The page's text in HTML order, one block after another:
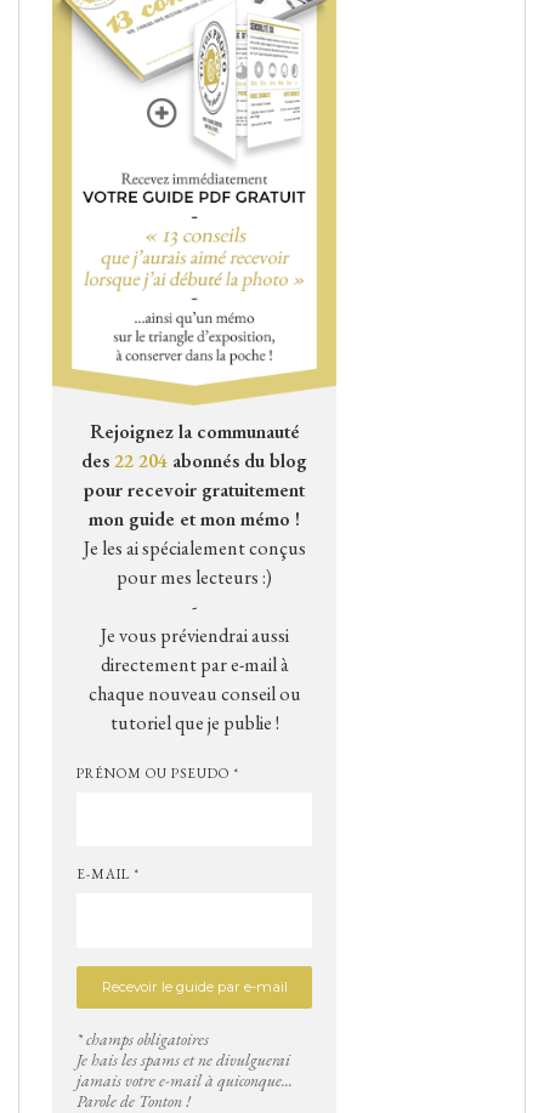
Rejoignez la communauté
des22 204 abonnés du blog
pour recevoir gratuitement
mon guide et mon mémo !
Je les ai spécialement conçus
pour mes lecteurs :)
-
Je vous préviendrai aussi
directement par e-mail à
chaque nouveau conseil ou
tutoriel que je publie !
PRÉNOM OU PSEUDO *
E-MAIL *
* champs obligatoires
Je hais les spams et ne divulguerai
jamais votre e-mail à quiconque...
Parole de Tonton !